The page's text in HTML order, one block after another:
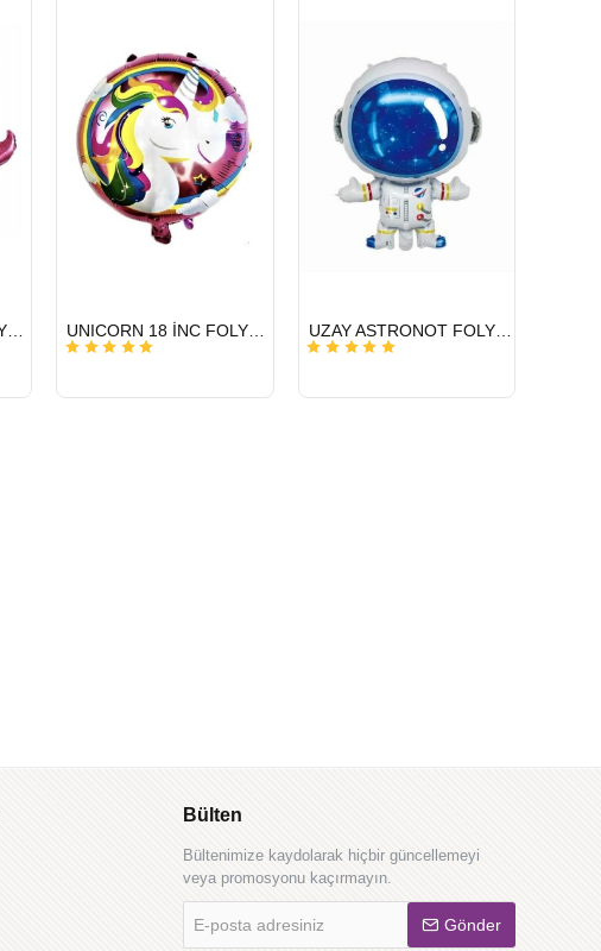
UNICORN 28 İNC FOLYO BALON
HIZLI
GÖNDERİ
UNICORN 18 İNC FOLYO BALON
HIZLI
GÖNDERİ
UZAY ASTRONOT FOLYO BALON 22 İNÇ
Bülten
Bültenimize kaydolarak hiçbir güncellemeyi
veya promosyonu kaçırmayın.
posta
Gönder